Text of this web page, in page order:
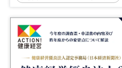
事業承継 中堅中小企業
日経社会イノベーションフォーラ